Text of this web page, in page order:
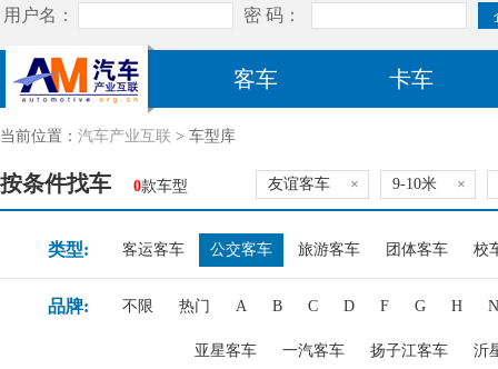
客车 卡车
当前位置： 汽车产业互联 > 车型库
按条件找车 0款车型 友谊客车 × 9-10米 ×
类型: 客运客车 公交客车 旅游客车 团体客车 校
品牌: 不限 热门 A B C D F G H N
亚星客车 一汽客车 扬子江客车 沂